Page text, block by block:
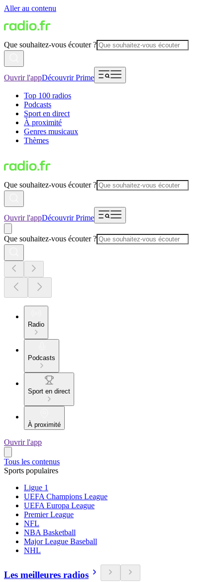
Aller au contenu
Que souhaitez-vous écouter ?
Ouvrir l'appDécouvrir Prime
Top 100 radios
Podcasts
Sport en direct
À proximité
Genres musicaux
Thèmes
Que souhaitez-vous écouter ?
Ouvrir l'appDécouvrir Prime
Que souhaitez-vous écouter ?
Radio
Podcasts
Sport en direct
À proximité
Ouvrir l'app
Tous les contenus
Sports populaires
Ligue 1
UEFA Champions League
UEFA Europa League
Premier League
NFL
NBA Basketball
Major League Baseball
NHL
Les meilleures radios